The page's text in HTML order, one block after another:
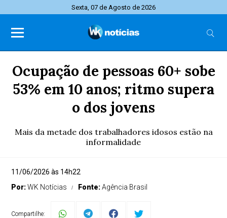
Sexta, 07 de Agosto de 2026
Ocupação de pessoas 60+ sobe
53% em 10 anos; ritmo supera
o dos jovens
Mais da metade dos trabalhadores idosos estão na
informalidade
11/06/2026 às 14h22
Por:WK Notícias Fonte:Agência Brasil
Compartilhe: